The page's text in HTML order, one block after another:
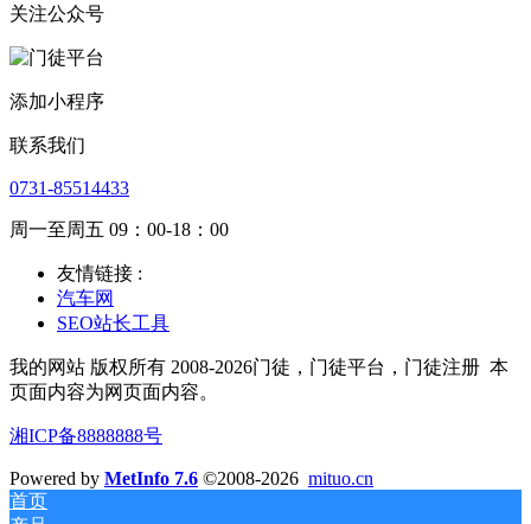
关注公众号
添加小程序
联系我们
0731-85514433
周一至周五 09：00-18：00
友情链接 :
汽车网
SEO站长工具
我的网站 版权所有 2008-2026门徒，门徒平台，门徒注册 本
页面内容为网页面内容。
湘ICP备8888888号
Powered by MetInfo 7.6 ©2008-2026 mituo.cn
首页